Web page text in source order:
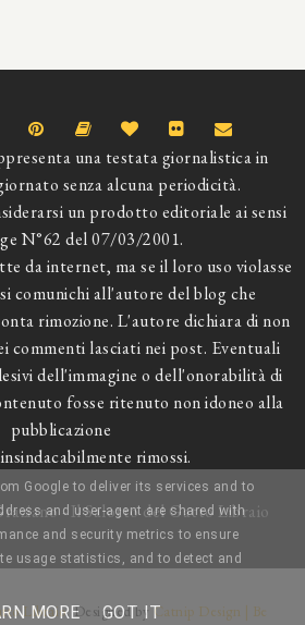
una testata giornalistica in
senza alcuna periodicità.
un prodotto editoriale ai sensi
N°62 del 07/03/2001.
da internet, ma se il loro uso violasse
comunichi all'autore del blog che
rimozione. L'autore dichiara di non
commenti lasciati nei post. Eventuali
dell'immagine o dell'onorabilità di
fosse ritenuto non idoneo alla
pubblicazione
rimossi.
- Il Salotto del Gatto Libraio
Libraio. Designed byCatnip Design | Be
Google to deliver its services and to
and user-agent are shared with
and security metrics to ensure
usage statistics, and to detect and
MORE GOT IT